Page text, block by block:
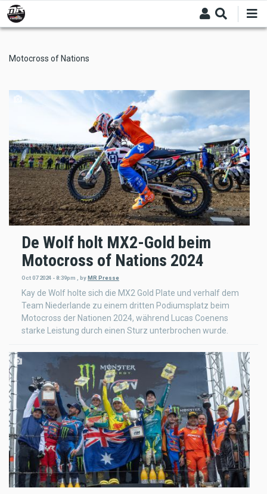
Skip
to
main
Motocross of Nations
De Wolf holt MX2-Gold beim
Motocross of Nations 2024
Oct 07 2024 - 8:39pm , by MR Presse
Kay de Wolf holte sich die MX2 Gold Plate und verhalf dem
Team Niederlande zu einem dritten Podiumsplatz beim
Motocross der Nationen 2024, während Lucas Coenens
starke Leistung durch einen Sturz unterbrochen wurde.